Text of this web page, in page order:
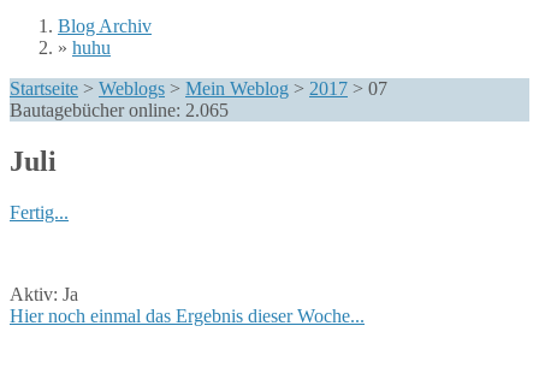
Sie sind hier
Blog Archiv
» huhu
Startseite > Weblogs > Mein Weblog > 2017 > 07
Bautagebücher online: 2.065
Juli
Fertig...
Aktiv: Ja
Hier noch einmal das Ergebnis dieser Woche...